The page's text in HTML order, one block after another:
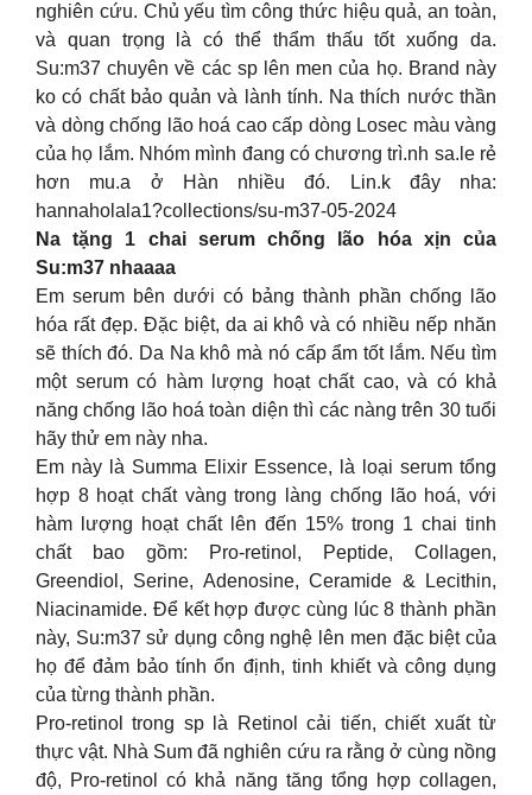
nghiên cứu. Chủ yếu tìm công thức hiệu quả, an toàn,
và quan trọng là có thể thẩm thấu tốt xuống da.
Su:m37 chuyên về các sp lên men của họ. Brand này
ko có chất bảo quản và lành tính. Na thích nước thần
và dòng chống lão hoá cao cấp dòng Losec màu vàng
của họ lắm. Nhóm mình đang có chương trì.nh sa.le rẻ
hơn mu.a ở Hàn nhiều đó. Lin.k đây nha:
hannaholala1?collections/su-m37-05-2024
Na tặng 1 chai serum chống lão hóa xịn của
Su:m37 nhaaaa
Em serum bên dưới có bảng thành phần chống lão
hóa rất đẹp. Đặc biệt, da ai khô và có nhiều nếp nhăn
sẽ thích đó. Da Na khô mà nó cấp ẩm tốt lắm. Nếu tìm
một serum có hàm lượng hoạt chất cao, và có khả
năng chống lão hoá toàn diện thì các nàng trên 30 tuổi
hãy thử em này nha.
Em này là Summa Elixir Essence, là loại serum tổng
hợp 8 hoạt chất vàng trong làng chống lão hoá, với
hàm lượng hoạt chất lên đến 15% trong 1 chai tinh
chất bao gồm: Pro-retinol, Peptide, Collagen,
Greendiol, Serine, Adenosine, Ceramide & Lecithin,
Niacinamide. Để kết hợp được cùng lúc 8 thành phần
này, Su:m37 sử dụng công nghệ lên men đặc biệt của
họ để đảm bảo tính ổn định, tinh khiết và công dụng
của từng thành phần.
Pro-retinol trong sp là Retinol cải tiến, chiết xuất từ
thực vật. Nhà Sum đã nghiên cứu ra rằng ở cùng nồng
độ, Pro-retinol có khả năng tăng tổng hợp collagen,